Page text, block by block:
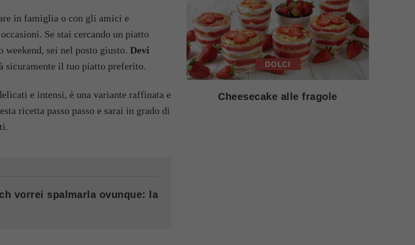
in famiglia o con gli amici e
Se stai cercando un piatto
sei nel posto giusto. Devi
sicuramente il tuo piatto preferito.
e intensi, è una variante raffinata e
ricetta passo passo e sarai in grado di
vorrei spalmarla ovunque: la
DOLCI
Cheesecake alle fragole